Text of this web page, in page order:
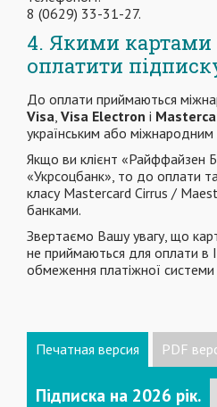
8 (0629) 33-31-27.
4. Якими
оплатити
До оплати приймаються
Visa, Visa Electron і
українським або
Якщо ви клієнт «Райффайзен
«Укрсоцбанк», то до оплати
класу Mastercard Cirrus /
банками.
Звертаємо Вашу увагу, що
не приймаються для оплати в
обмеження платіжної
Печатная версия PDF
Підписка на 2026 рiк.